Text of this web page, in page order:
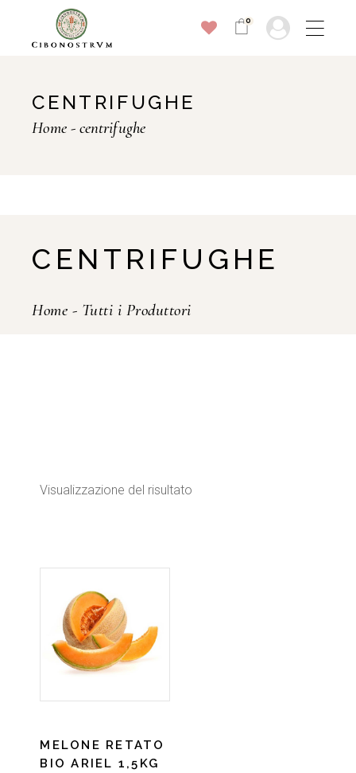
0
CENTRIFUGHE
Home centrifughe
CENTRIFUGHE
Home - Tutti i Produttori
Visualizzazione del risultato
MELONE RETATO
BIO ARIEL 1,5KG